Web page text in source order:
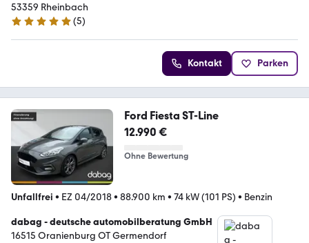
53359 Rheinbach
4.8 Sterne
(5)
Kontakt Parken
Ford Fiesta ST-Line
12.990 €
Ohne Bewertung
Unfallfrei • EZ 04/2018• 88.900 km • 74 kW (101 PS) • Benzin
dabag - deutsche automobilberatung GmbH
16515 Oranienburg OT Germendorf